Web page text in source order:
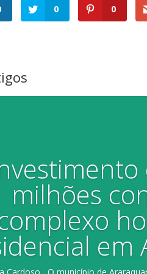
0 0
milhões
em